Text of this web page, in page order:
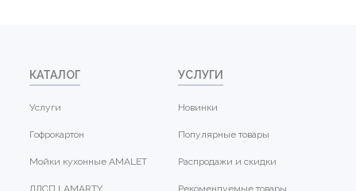
КАТАЛОГ
Услуги
Гофрокартон
Мойки кухонные AMALET
УСЛУГИ
Новинки
Популярные товары
Распродажи и скидки